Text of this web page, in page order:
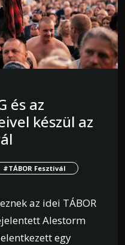
és az
készül az
#TÁBOR Fesztivál
az idei TÁBOR
Alestorm
egy